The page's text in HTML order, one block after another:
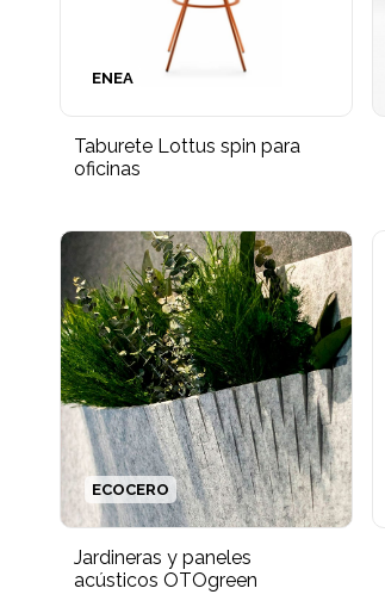
Taburete Lottus spin para
oficinas
ENEA
Jardineras y paneles
acústicos OTOgreen
ECOCERO